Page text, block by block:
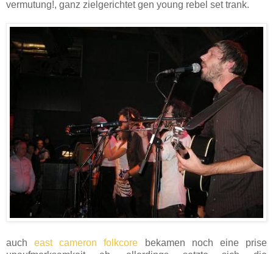
vermutung!, ganz zielgerichtet gen young rebel set trank.
aucheast cameron folkcore bekamen noch eine prise